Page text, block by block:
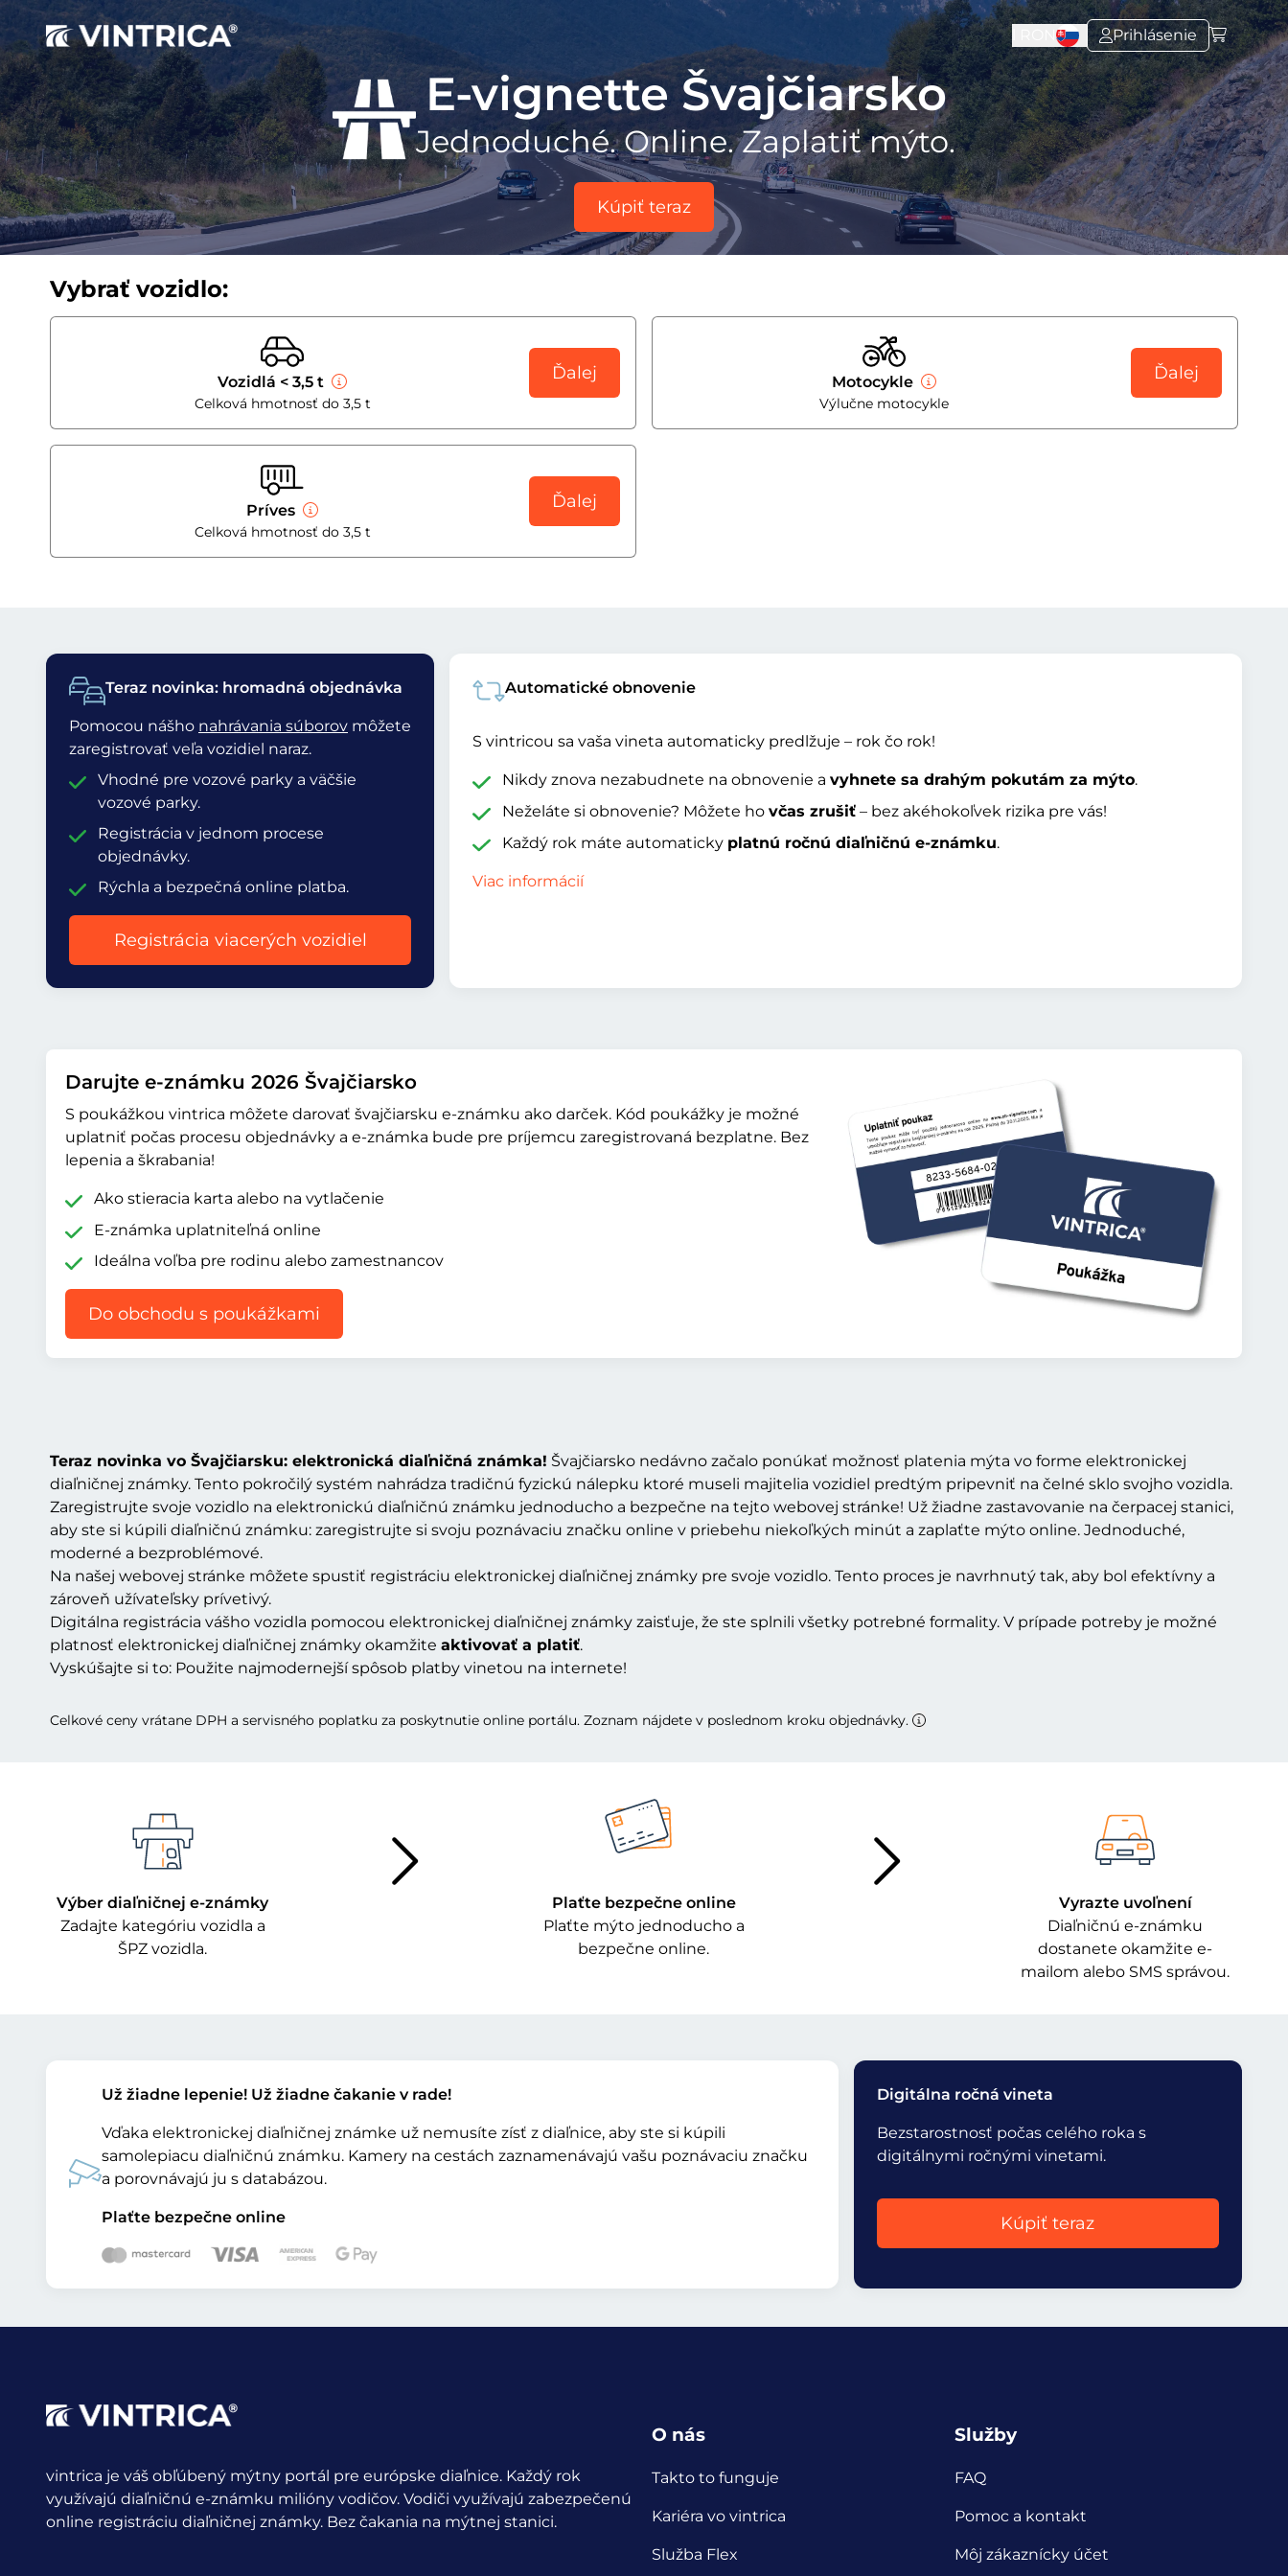
Prihlásenie
E-vignette Švajčiarsko
Jednoduché. Online. Zaplatiť mýto.
Kúpiť teraz
Vybrať vozidlo:
Vozidlá < 3,5 t
Celková hmotnosť do 3,5 t
Ďalej Motocykle
Výlučne motocykle
Ďalej
Príves
Celková hmotnosť do 3,5 t
Ďalej
Teraz novinka: hromadná objednávka
Pomocou nášho nahrávania súborov môžete
zaregistrovať veľa vozidiel naraz.
Vhodné pre vozové parky a väčšie
vozové parky.
Registrácia v jednom procese
objednávky.
Rýchla a bezpečná online platba.
Registrácia viacerých vozidiel
Automatické obnovenie
S vintricou sa vaša vineta automaticky predlžuje – rok čo rok!
Nikdy znova nezabudnete na obnovenie a vyhnete sa drahým pokutám za mýto.
Neželáte si obnovenie? Môžete ho včas zrušiť– bez akéhokoľvek rizika pre vás!
Každý rok máte automaticky platnú ročnú diaľničnú e-známku.
Viac informácií
Darujte e-známku 2026 Švajčiarsko
S poukážkou vintrica môžete darovať švajčiarsku e-známku ako darček. Kód poukážky je možné
uplatniť počas procesu objednávky a e-známka bude pre príjemcu zaregistrovaná bezplatne. Bez
lepenia a škrabania!
Ako stieracia karta alebo na vytlačenie
E-známka uplatniteľná online
Ideálna voľba pre rodinu alebo zamestnancov
Do obchodu s poukážkami
Teraz novinka vo Švajčiarsku: elektronická diaľničná známka! Švajčiarsko nedávno začalo ponúkať možnosť platenia mýta vo forme elektronickej
diaľničnej známky. Tento pokročilý systém nahrádza tradičnú fyzickú nálepku ktoré museli majitelia vozidiel predtým pripevniť na čelné sklo svojho vozidla.
Zaregistrujte svoje vozidlo na elektronickú diaľničnú známku jednoducho a bezpečne na tejto webovej stránke! Už žiadne zastavovanie na čerpacej stanici,
aby ste si kúpili diaľničnú známku: zaregistrujte si svoju poznávaciu značku online v priebehu niekoľkých minút a zaplaťte mýto online. Jednoduché,
moderné a bezproblémové.
Na našej webovej stránke môžete spustiť registráciu elektronickej diaľničnej známky pre svoje vozidlo. Tento proces je navrhnutý tak, aby bol efektívny a
zároveň užívateľsky prívetivý.
Digitálna registrácia vášho vozidla pomocou elektronickej diaľničnej známky zaisťuje, že ste splnili všetky potrebné formality. V prípade potreby je možné
platnosť elektronickej diaľničnej známky okamžite aktivovať a platiť.
Vyskúšajte si to: Použite najmodernejší spôsob platby vinetou na internete!
Celkové ceny vrátane DPH a servisného poplatku za poskytnutie online portálu. Zoznam nájdete v poslednom kroku objednávky.
Výber diaľničnej e-známky
Zadajte kategóriu vozidla a
ŠPZ vozidla.
Plaťte bezpečne online
Plaťte mýto jednoducho a
bezpečne online.
Vyrazte uvoľnení
Diaľničnú e-známku
dostanete okamžite e-
mailom alebo SMS správou.
Už žiadne lepenie! Už žiadne čakanie v rade!
Vďaka elektronickej diaľničnej známke už nemusíte zísť z diaľnice, aby ste si kúpili
samolepiacu diaľničnú známku. Kamery na cestách zaznamenávajú vašu poznávaciu značku
a porovnávajú ju s databázou.
Plaťte bezpečne online
Digitálna ročná vineta
Bezstarostnosť počas celého roka s
digitálnymi ročnými vinetami.
Kúpiť teraz
vintrica je váš obľúbený mýtny portál pre európske diaľnice. Každý rok
využívajú diaľničnú e-známku milióny vodičov. Vodiči využívajú zabezpečenú
online registráciu diaľničnej známky. Bez čakania na mýtnej stanici.
O nás
Takto to funguje
Kariéra vo vintrica
Služba Flex
Služby
FAQ
Pomoc a kontakt
Môj zákaznícky účet